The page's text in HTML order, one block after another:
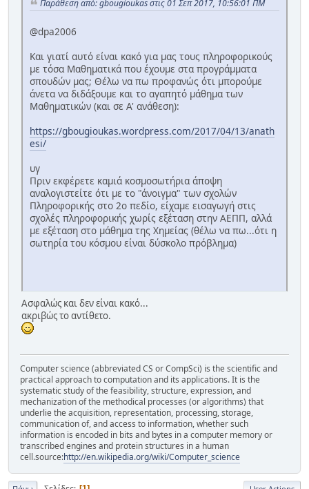
Παράθεση από: gbougioukas στις 01 Σεπ 2017, 10:56:01 ΠΜ
@dpa2006
Και γιατί αυτό είναι κακό για μας τους πληροφορικούς
με τόσα Μαθηματικά που έχουμε στα προγράμματα
σπουδών μας; Θέλω να πω προφανώς ότι μπορούμε
άνετα να διδάξουμε και το αγαπητό μάθημα των
Μαθηματικών (και σε Α' ανάθεση):
https://gbougioukas.wordpress.com/2017/04/13/anath
esi/
υγ
Πριν εκφέρετε καμιά κοσμοσωτήρια άποψη
αναλογιστείτε ότι με το "άνοιγμα" των σχολών
Πληροφορικής στο 2ο πεδίο, είχαμε εισαγωγή στις
σχολές πληροφορικής χωρίς εξέταση στην ΑΕΠΠ, αλλά
με εξέταση στο μάθημα της Χημείας (θέλω να πω...ότι η
σωτηρία του κόσμου είναι δύσκολο πρόβλημα)
Ασφαλώς και δεν είναι κακό...
ακριβώς το αντίθετο.
Computer science (abbreviated CS or CompSci) is the scientific and
practical approach to computation and its applications. It is the
systematic study of the feasibility, structure, expression, and
mechanization of the methodical processes (or algorithms) that
underlie the acquisition, representation, processing, storage,
communication of, and access to information, whether such
information is encoded in bits and bytes in a computer memory or
transcribed engines and protein structures in a human
cell.source:http://en.wikipedia.org/wiki/Computer_science